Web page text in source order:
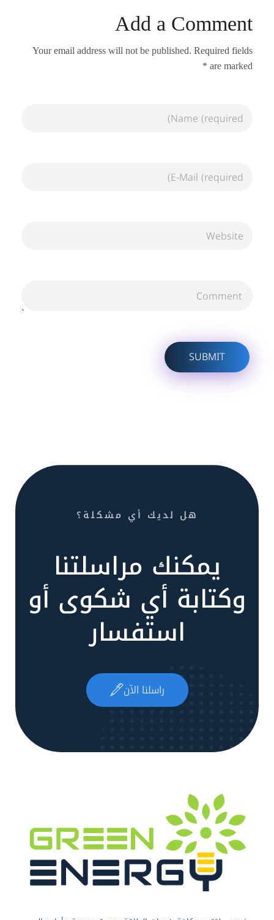
Add a Comment
Your email address will not be published. Required fields
are marked *
هل لديك أي مشكلة؟
يمكنك مراسلتنا
وكتابة أي شكوى أو
استفسار
راسلنا الآن